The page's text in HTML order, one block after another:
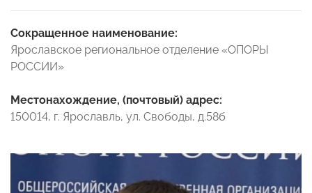
Сокращенное наименование:
Ярославское региональное отделение «ОПОРЫ
РОССИИ»
Местонахождение, (почтовый) адрес:
150014, г. Ярославль, ул. Свободы, д.58б